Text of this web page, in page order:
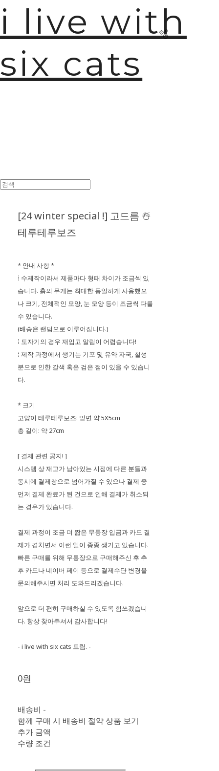
i live with
six cats
[24 winter special !] 고드름 ☃️
테루테루보즈
* 안내 사항 *
⁞ 수제작이라서 제품마다 형태 차이가 조금씩 있
습니다. 흙의 무게는 최대한 동일하게 사용했으
나 크기, 전체적인 모양, 눈 모양 등이 조금씩 다를
수 있습니다.
(배송은 랜덤으로 이루어집니다.)
⁞ 도자기의 경우 재입고 알림이 어렵습니다!
⁞ 제작 과정에서 생기는 기포 및 유약 자국, 철성
분으로 인한 갈색 혹은 검은 점이 있을 수 있습니
다.
* 크기
고양이 테루테루보즈: 밑면 약 5X5cm
총 길이: 약 27cm
[ 결제 관련 공지! ]
시스템 상 재고가 남아있는 시점에 다른 분들과
동시에 결제창으로 넘어가질 수 있으나 결제 중
먼저 결제 완료가 된 건으로 인해 결제가 취소되
는 경우가 있습니다.
결제 과정이 조금 더 짧은 무통장 입금과 카드 결
제가 겹치면서 이런 일이 종종 생기고 있습니다.
빠른 구매를 위해 무통장으로 구매해주신 후 추
후 카드나 네이버 페이 등으로 결제수단 변경을
문의해주시면 처리 도와드리겠습니다.
앞으로 더 편히 구매하실 수 있도록 힘쓰겠습니
다. 항상 찾아주셔서 감사합니다!
- i live with six cats 드림. -
0원
배송비 -
함께 구매 시 배송비 절약 상품 보기
추가 금액
수량 조건